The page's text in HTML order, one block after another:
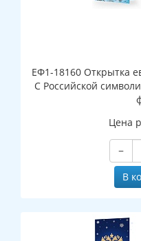
ЕФ1-18160 Открытка
С Российской
Цена
−
В